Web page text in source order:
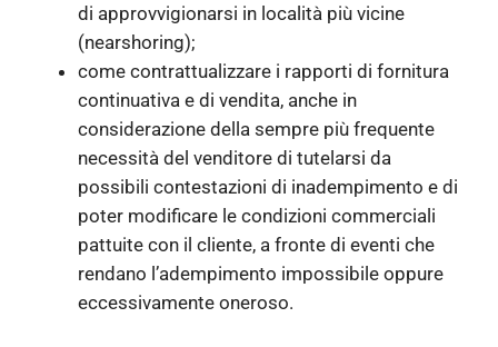
di approvvigionarsi in località più vicine
(nearshoring);
come contrattualizzare i rapporti di fornitura
continuativa e di vendita, anche in
considerazione della sempre più frequente
necessità del venditore di tutelarsi da
possibili contestazioni di inadempimento e di
poter modificare le condizioni commerciali
pattuite con il cliente, a fronte di eventi che
rendano l’adempimento impossibile oppure
eccessivamente oneroso.